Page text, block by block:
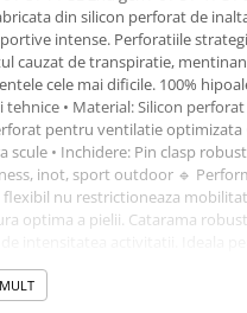
din silicon perforat de
intense. Perforatiile
cauzat de transpiratie,
cele mai dificile. 100%
tehnice • Material: Silicon
pentru ventilatie
scule • Inchidere: Pin clasp
inot, sport outdoor 🔹
nu restrictioneaza
optima a pielii. Catarama
activ. 🔹 Instalare &
rapida, fara unelte.